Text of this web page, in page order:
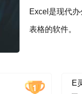
Excel是现代
表格的软件。
E